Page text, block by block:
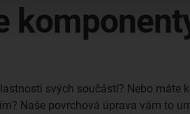
svých součástí? Nebo máte
Naše povrchová úprava vám to